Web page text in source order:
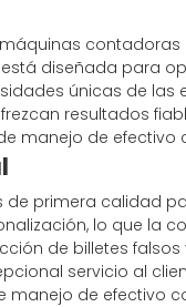
contadoras
diseñada para
únicas de
resultados
manejo de efectivo
de primera
lo que la
de billetes
servicio al
de efectivo